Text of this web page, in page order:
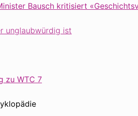
Bausch kritisiert
unglaubwürdig ist
zu WTC 7